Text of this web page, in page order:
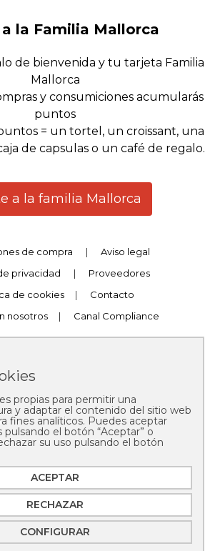
la Familia Mallorca
de bienvenida y tu tarjeta Familia
Mallorca
y consumiciones acumularás
puntos
= un tortel, un croissant, una
de capsulas o un café de regalo.
a la familia Mallorca
de compra |
Aviso legal
privacidad
|
Proveedores
de cookies
|
Contacto
nosotros
| Canal Compliance
© 2025 Pastelería Mallorca
propias para permitir una
y adaptar el contenido del sitio web
fines analíticos. Puedes aceptar
pulsando el botón “Aceptar” o
su uso pulsando el botón
ACEPTAR
RECHAZAR
CONFIGURAR